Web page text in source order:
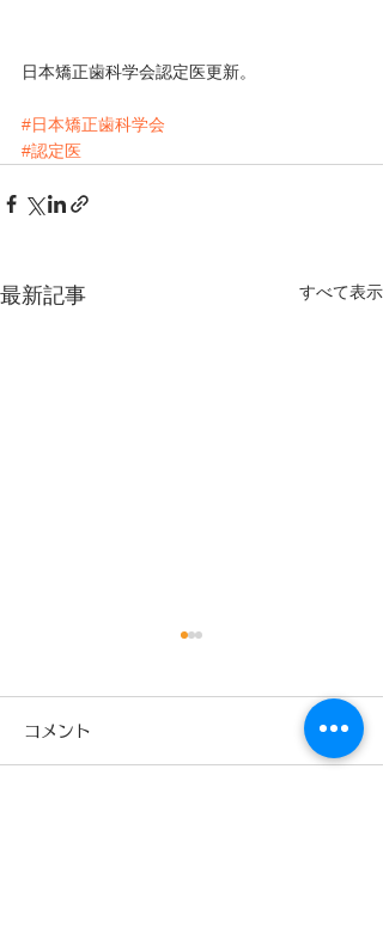
日本矯正歯科学会認定医更新。
#日本矯正歯科学会
#認定医
最新記事 すべて表示
コメント